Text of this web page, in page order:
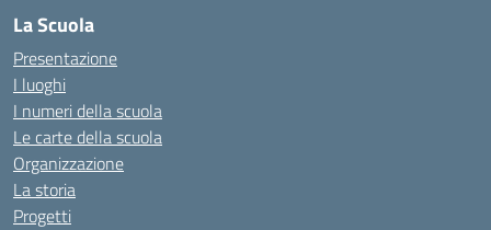
La Scuola
Presentazione
I luoghi
I numeri della scuola
Le carte della scuola
Organizzazione
La storia
Progetti